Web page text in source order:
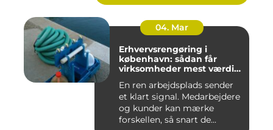
04. Mar
Erhvervsrengøring i
københavn: sådan får
virksomheder mest værdi
En ren arbejdsplads sender
et klart signal. Medarbejdere
og kunder kan mærke
forskellen, så snart de...